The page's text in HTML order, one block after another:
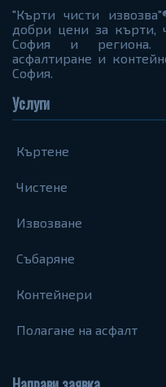
"Кърти чисти
добри цени за кърти,
София и региона.
асфалтиране и
София.
Услуги
Къртене
Чистене
Извозване
Събаряне
Контейнери
Полагане на асфалт